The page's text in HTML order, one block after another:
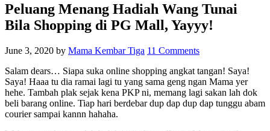
Peluang Menang Hadiah Wang Tunai
Bila Shopping di PG Mall, Yayyy!
June 3, 2020 by Mama Kembar Tiga 11 Comments
Salam dears… Siapa suka online shopping angkat tangan! Saya!
Saya! Haaa tu dia ramai lagi tu yang sama geng ngan Mama yer
hehe. Tambah plak sejak kena PKP ni, memang lagi sakan lah dok
beli barang online. Tiap hari berdebar dup dap dup dap tunggu abam
courier sampai kannn hahaha.